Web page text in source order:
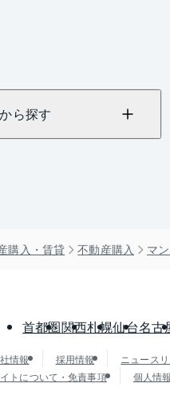
ら探す
購入・賃貸 不動産購入 マ
首都圏関西札幌仙台名古
情報 採用情報 ニュース
トについて・免責事項
個人情